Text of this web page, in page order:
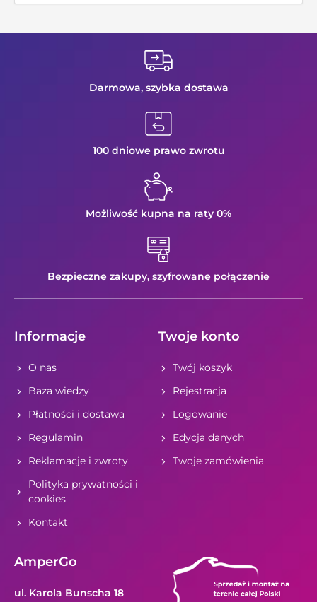
Darmowa, szybka dostawa
100 dniowe prawo zwrotu
Możliwość kupna na raty 0%
Bezpieczne zakupy, szyfrowane połączenie
Informacje
O nas
Baza wiedzy
Płatności i dostawa
Regulamin
Reklamacje i zwroty
Polityka prywatności i
cookies
Kontakt
Twoje konto
Twój koszyk
Rejestracja
Logowanie
Edycja danych
Twoje zamówienia
AmperGo
ul. Karola Bunscha 18